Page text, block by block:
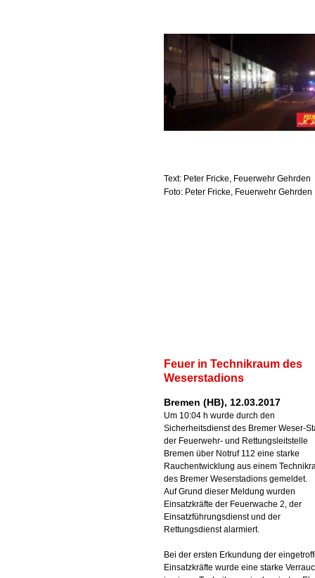
Text: Peter Fricke, Feuerwehr Gehrden
Foto: Peter Fricke, Feuerwehr Gehrden
Feuer in Technikraum des
Weserstadions
Bremen (HB), 12.03.2017
Um 10:04 h wurde durch den
Sicherheitsdienst des Bremer Weser-
der Feuerwehr- und Rettungsleitstelle
Bremen über Notruf 112 eine starke
Rauchentwicklung aus einem
des Bremer Weserstadions gemeldet.
Auf Grund dieser Meldung wurden
Einsatzkräfte der Feuerwache 2, der
Einsatzführungsdienst und der
Rettungsdienst alarmiert.
Bei der ersten Erkundung der
Einsatzkräfte wurde eine starke